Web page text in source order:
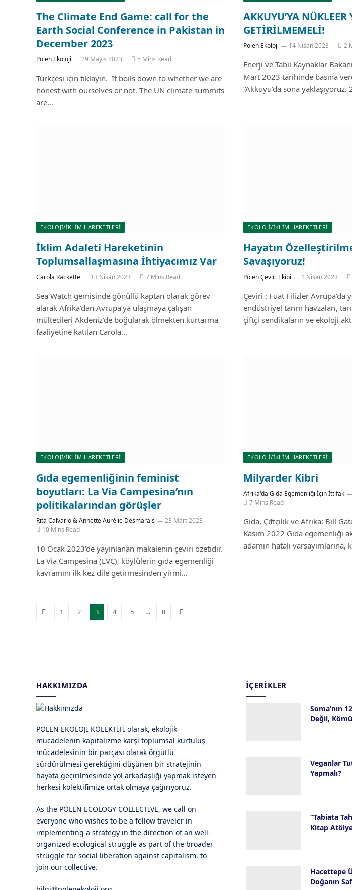
The Climate End Game: call for the
Earth Social Conference in Pakistan in
December 2023
Polen Ekoloji 29 Mayıs 2023 5 Mins Read
Türkçesi için tıklayın. It boils down to whether we are
honest with ourselves or not. The UN climate summits
are…
AKKUYU’YA NÜKLEER
GETİRİLMEMELİ!
Polen Ekoloji 14 Nisan 2023 2
Enerji ve Tabii Kaynaklar
Mart 2023 tarihinde basına
“Akkuyu’da sona yaklaşıyoruz.
EKOLOJİ/İKLİM HAREKETLERİ
İklim Adaleti Hareketinin
Toplumsallaşmasına İhtiyacımız Var
Carola Rackette 13 Nisan 2023 7 Mins Read
Sea Watch gemisinde gönüllü kaptan olarak görev
alarak Afrika’dan Avrupa’ya ulaşmaya çalışan
mültecileri Akdeniz’de boğularak ölmekten kurtarma
faaliyetine katılan Carola…
EKOLOJİ/İKLİM HAREKETLERİ
Hayatın
Savaşıyoruz!
Polen Çeviri Ekibi 1 Nisan 2023
Çeviri : Fuat Filizler Avrupa’da
endüstriyel tarım havzaları,
çiftçi sendikaların ve ekoloji
EKOLOJİ/İKLİM HAREKETLERİ
Gıda egemenliğinin feminist
boyutları: La Via Campesina’nın
politikalarından görüşler
Rita Calvário & Annette Aurélie Desmarais
23 Mart 2023
10 Mins Read
10 Ocak 2023’de yayınlanan makalenin çeviri özetidir.
La Via Campesina (LVC), köylülerin gıda egemenliği
kavramını ilk kez dile getirmesinden yirmi…
EKOLOJİ/İKLİM HAREKETLERİ
Milyarder Kibri
Afrika'da Gıda Egemenliği İçin İttifak
7 Mins Read
Gıda, Çiftçilik ve Afrika: Bill
Kasım 2022 Gıda egemenliği
adamın hatalı varsayımlarına,
Previous
1 2 3 4 5 … 8 Next
HAKKIMIZDA
POLEN EKOLOJİ KOLEKTİFİ olarak, ekolojik
mücadelenin kapitalizme karşı toplumsal kurtuluş
mücadelesinin bir parçası olarak örgütlü
sürdürülmesi gerektiğini düşünen bir stratejinin
hayata geçirilmesinde yol arkadaşlığı yapmak isteyen
herkesi kolektifimize ortak olmaya çağırıyoruz.
As the POLEN ECOLOGY COLLECTIVE, we call on
everyone who wishes to be a fellow traveler in
implementing a strategy in the direction of an well-
organized ecological struggle as part of the broader
struggle for social liberation against capitalism, to
join our collective.
İÇERIKLER
Soma’nın
Değil,
Veganlar
Yapmalı?
“Tabiata
Kitap
Hacettepe
Doğanın